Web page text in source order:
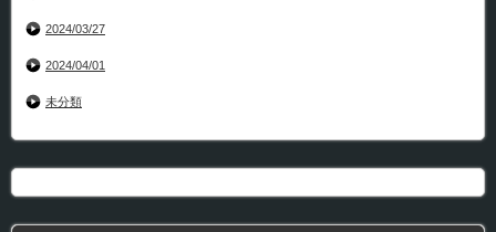
2024/03/27
2024/04/01
未分類